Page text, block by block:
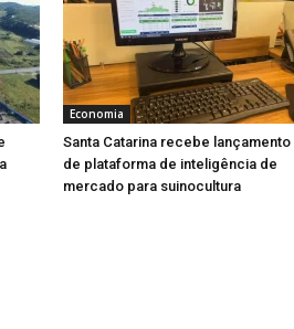
Economia
Santa Catarina recebe lançamento
de plataforma de inteligência de
mercado para suinocultura